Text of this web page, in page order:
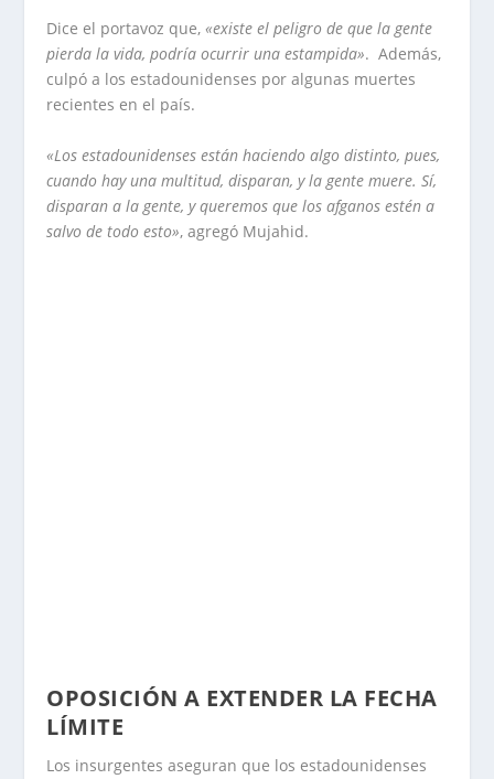
Dice el portavoz que,«existe el peligro de que la gente
pierda la vida, podría ocurrir una estampida». Además,
culpó a los estadounidenses por algunas muertes
recientes en el país.
«Los estadounidenses están haciendo algo distinto, pues,
cuando hay una multitud, disparan, y la gente muere. Sí,
disparan a la gente, y queremos que los afganos estén a
salvo de todo esto», agregó Mujahid.
OPOSICIÓN A EXTENDER LA FECHA
LÍMITE
Los insurgentes aseguran que los estadounidenses